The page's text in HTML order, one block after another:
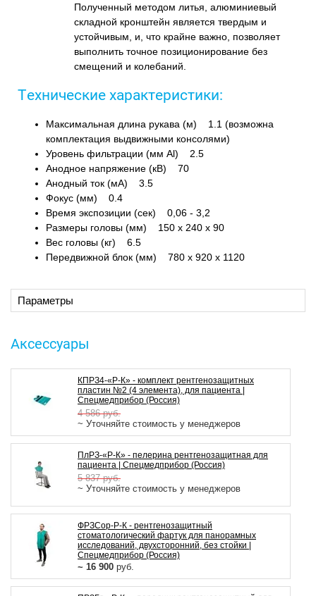
Полученный методом литья, алюминиевый
складной кронштейн является твердым и
устойчивым, и, что крайне важно, позволяет
выполнить точное позиционирование без
смещений и колебаний.
Технические характеристики:
Максимальная длина рукава (м) 1.1 (возможна
комплектация выдвижными консолями)
Уровень фильтрации (мм Al) 2.5
Анодное напряжение (кВ) 70
Анодный ток (мА) 3.5
Фокус (мм) 0.4
Время экспозиции (сек) 0,06 - 3,2
Размеры головы (мм) 150 х 240 х 90
Вес головы (кг) 6.5
Передвижной блок (мм) 780 х 920 х 1120
Параметры
Аксессуары
КПРЗ4-«Р-К» - комплект рентгенозащитных
пластин №2 (4 элемента), для пациента |
Спецмедприбор (Россия)
4 586руб.
~ Уточняйте стоимость у менеджеров
ПлРЗ-«Р-К» - пелерина рентгенозащитная для
пациента | Спецмедприбор (Россия)
5 837руб.
~ Уточняйте стоимость у менеджеров
ФРЗСор-Р-К - рентгенозащитный
стоматологический фартук для панорамных
исследований, двухсторонний, без стойки |
Спецмедприбор (Россия)
~ 16 900 руб.